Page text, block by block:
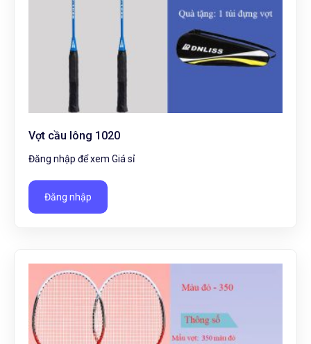
Vợt cầu lông 1020
Đăng nhập để xem Giá sỉ
Đăng nhập